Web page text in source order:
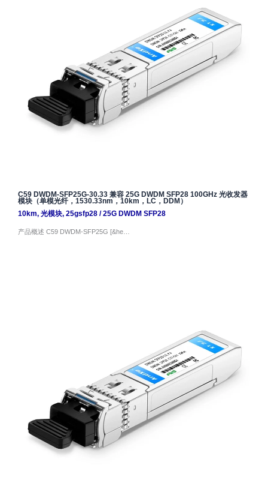
C59 DWDM-SFP25G-30.33 兼容 25G DWDM SFP28 100GHz 光收发器
模块（单模光纤，1530.33nm，10km，LC，DDM）
10km, 光模块, 25gsfp28/25G DWDM SFP28
产品概述 C59 DWDM-SFP25G [&he…